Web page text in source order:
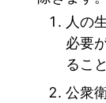
人の
必要
るこ
公衆